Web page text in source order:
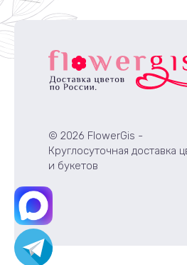
© 2026 FlowerGis -
Круглосуточная доставка
и букетов